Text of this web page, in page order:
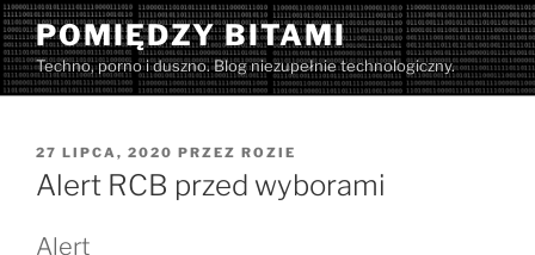
Przejdź
do
treści
POMIĘDZY BITAMI
Techno, porno i duszno. Blog niezupełnie technologiczny.
OPUBLIKOWANE
W
27 LIPCA, 2020 PRZEZ ROZIE
Alert RCB przed wyborami
Alert